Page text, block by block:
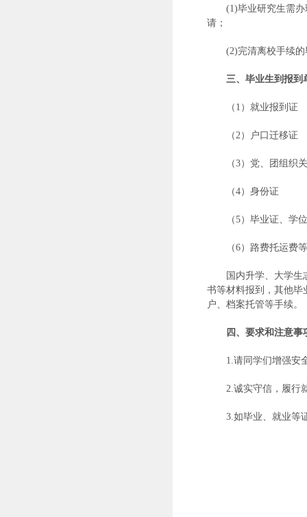
(1)毕业研究生需
请；
(2)完清离校手续
三、毕业生到报到
（1）就业报到证
（2）户口迁移证
（3）党、团组织
（4）身份证
（5）毕业证、学
（6）路费托运费
国内升学、大学
书等材料报到，其他毕
户、档案托管等手续。
四、要求和注意事
1.请同学们增强安
2.诚实守信，履行
3.如毕业、就业等